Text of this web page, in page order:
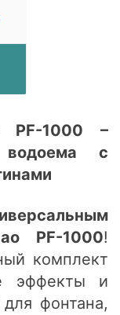
PF-1000 –
с
PF-1000!
комплект
эффекты и
фонтана,